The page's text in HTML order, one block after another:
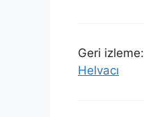
Geri izleme:
Helvacı